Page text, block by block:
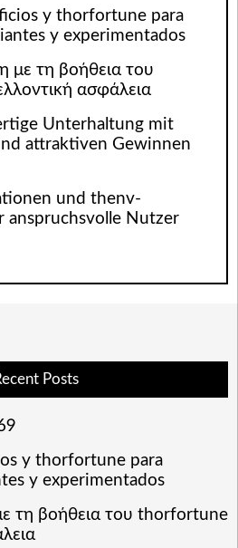
y thorfortune para
y experimentados
με τη βοήθεια του
ασφάλεια
Unterhaltung mit
attraktiven Gewinnen
und thenv-
anspruchsvolle Nutzer
Posts
y thorfortune para
y experimentados
τη βοήθεια του thorfortune